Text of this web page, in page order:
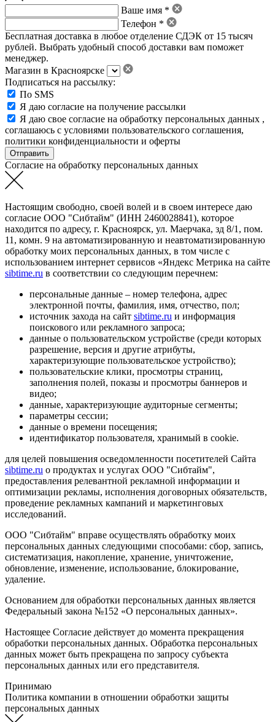
Ваше имя *
Телефон *
Бесплатная доставка в любое отделение СДЭК от 15 тысяч
рублей. Выбрать удобный способ доставки вам поможет
менеджер.
Магазин в Красноярске
Подписаться на рассылку:
По SMS
Я даю согласие на получение рассылки
Я даю свое согласие на обработку персональных данных ,
соглашаюсь с условиями пользовательского соглашения,
политики конфиденциальности и оферты
Согласие на обработку персональных данных
Настоящим свободно, своей волей и в своем интересе даю
согласие ООО "Сибтайм" (ИНН 2460028841), которое
находится по адресу, г. Красноярск, ул. Маерчака, зд 8/1, пом.
11, комн. 9 на автоматизированную и неавтоматизированную
обработку моих персональных данных, в том числе с
использованием интернет сервисов «Яндекс Метрика на сайте
sibtime.ru в соответствии со следующим перечнем:
персональные данные – номер телефона, адрес
электронной почты, фамилия, имя, отчество, пол;
источник захода на сайт sibtime.ru и информация
поискового или рекламного запроса;
данные о пользовательском устройстве (среди которых
разрешение, версия и другие атрибуты,
характеризующие пользовательское устройство);
пользовательские клики, просмотры страниц,
заполнения полей, показы и просмотры баннеров и
видео;
данные, характеризующие аудиторные сегменты;
параметры сессии;
данные о времени посещения;
идентификатор пользователя, хранимый в cookie.
для целей повышения осведомленности посетителей Сайта
sibtime.ru о продуктах и услугах ООО "Сибтайм",
предоставления релевантной рекламной информации и
оптимизации рекламы, исполнения договорных обязательств,
проведение рекламных кампаний и маркетинговых
исследований.
ООО "Сибтайм" вправе осуществлять обработку моих
персональных данных следующими способами: сбор, запись,
систематизация, накопление, хранение, уничтожение,
обновление, изменение, использование, блокирование,
удаление.
Основанием для обработки персональных данных является
Федеральный закона №152 «О персональных данных».
Настоящее Согласие действует до момента прекращения
обработки персональных данных. Обработка персональных
данных может быть прекращена по запросу субъекта
персональных данных или его представителя.
Принимаю
Политика компании в отношении обработки защиты
персональных данных